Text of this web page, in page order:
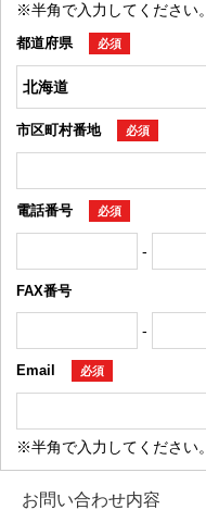
※半角で入力してください。
都道府県 必須
市区町村番地 必須
電話番号 必須
-
FAX番号
-
Email 必須
※半角で入力してください。
お問い合わせ内容